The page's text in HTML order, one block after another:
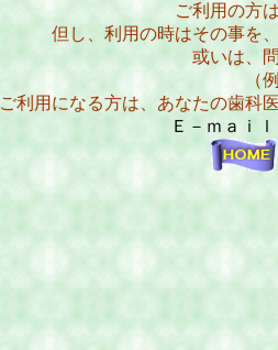
ご利用の方
但し、利用の時はその事を
或いは、
（
ご利用になる方は、あなたの歯科
Ｅ－ｍａｉ